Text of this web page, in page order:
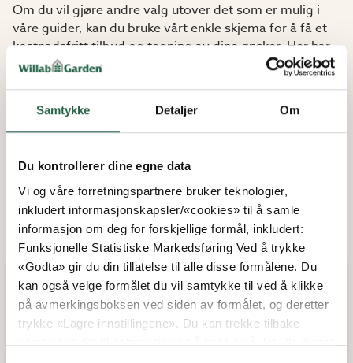
Samtykke Detaljer Om
Du kontrollerer dine egne data
Vi og våre forretningspartnere bruker teknologier,
inkludert informasjonskapsler/«cookies» til å samle
informasjon om deg for forskjellige formål, inkludert:
Funksjonelle Statistiske Markedsføring Ved å trykke
«Godta» gir du din tillatelse til alle disse formålene. Du
kan også velge formålet du vil samtykke til ved å klikke
på avmerkingsboksen ved siden av formålet, og deretter
trykke «Lagre innstillingene». Du kan trekke tilbake
samtykket ditt til enhver tid ved å trykke på det lille ikonet
Om du vil gjøre andre valg utover det som er mulig i
våre guider, kan du bruke vårt enkle skjema for å få et
kostnadsfritt tilbud og tegning av dine ønsker. Her har
du også mulighet til å legge ved egne bilder/tegninger
og forklarende tekst. Klikk på lenken nedenfor så
kommer du direkte til tilbudsskjemaet!
tør å love at du ikke vil bli skuffet over prisen.
Velkommen til Willab Garden.